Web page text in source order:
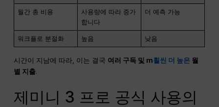
월간 총 비용
사용량에 따라 증가
합니다
더 예측 가능
워크플로 분절화 높음 낮음
시간이 지남에 따라, 이는 결국 여러 구독 및 m훨씬 더 높은 월
별 지출.
제미니 3 프로 공식 사용의